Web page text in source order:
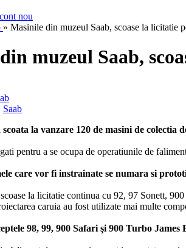
cont nou
» Masinile din muzeul Saab, scoase la licitatie
muzeul Saab,
Saab
scoata la vanzare 120 de masini de
pentru a se ocupa de operatiunile de
care vor fi instrainate se numara si
la licitatie continua cu 92, 97 Sonett,
caruia au fost utilizate mai multe
98, 99, 900 Safari şi 900 Turbo